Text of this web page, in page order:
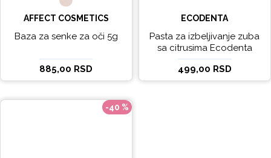
AFFECT COSMETICS
Baza za senke za oči 5g
885,00 RSD
ECODENTA
Pasta za izbeljivanje zuba
sa citrusima Ecodenta
EXPERT LINE EXCEPTIONAL
WHITENING 100ml
499,00 RSD
-40 %